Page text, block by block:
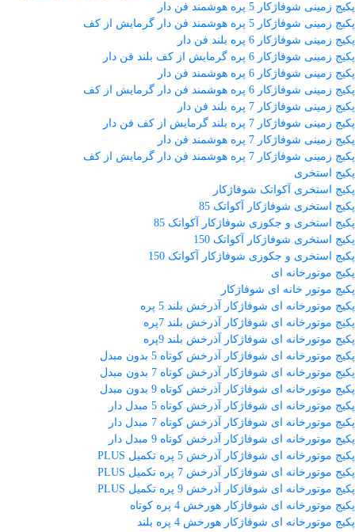
پکیج زمینی شوفاژکار 5 پره هوشمند فن دار
پکیج زمینی شوفاژکار 5 پره هوشمند فن دار گرمایش از کف
پکیج زمینی شوفاژکار 6 پره بلند فن دار
پکیج زمینی شوفاژکار 6 پره گرمایش از کف بلند فن دار
پکیج زمینی شوفاژکار 6 پره هوشمند فن دار
پکیج زمینی شوفاژکار 6 پره هوشمند فن دار گرمایش از کف
پکیج زمینی شوفاژکار 7 پره بلند فن دار
پکیج زمینی شوفاژکار 7 پره بلند گرمایش از کف فن دار
پکیج زمینی شوفاژکار 7 پره هوشمند فن دار
پکیج زمینی شوفاژکار 7 پره هوشمند فن دار گرمایش از کف
پکیج استخری
پکیج استخری آکواتک شوفاژکار
پکیج استخری شوفاژکار آکواتک 85
پکیج استخری و جکوزی شوفاژکار آکواتک 85
پکیج استخری شوفاژکار آکواتک 150
پکیج استخری و جکوزی شوفاژکار آکواتک 150
پکیج موتورخانه ای
پکیج موتور خانه ای شوفاژکار
پکیج موتورخانه ای شوفاژکار آذرخش بلند 5 پره
پکیج موتورخانه ای شوفاژکار آذرخش بلند 7پره
پکیج موتورخانه ای شوفاژکار آذرخش بلند 9پره
پکیج موتورخانه ای شوفاژکار آذرخش کوتاه 5 بدون مبدل
پکیج موتورخانه ای شوفاژکار آذرخش کوتاه 7 بدون مبدل
پکیج موتورخانه ای شوفاژکار آذرخش کوتاه 9 بدون مبدل
پکیج موتورخانه ای شوفاژکار آذرخش کوتاه 5 مبدل دار
پکیج موتورخانه ای شوفاژکار آذرخش کوتاه 7 مبدل دار
پکیج موتورخانه ای شوفاژکار آذرخش کوتاه 9 مبدل دار
پکیج موتورخانه ای شوفاژکار آذرخش 5 پره تکمیل PLUS
پکیج موتورخانه ای شوفاژکار آذرخش 7 پره تکمیل PLUS
پکیج موتورخانه ای شوفاژکار آذرخش 9 پره تکمیل PLUS
پکیج موتورخانه ای شوفاژکار هورخش 4 پره کوتاه
پکیج موتورخانه ای شوفاژکار هورخش 4 پره بلند